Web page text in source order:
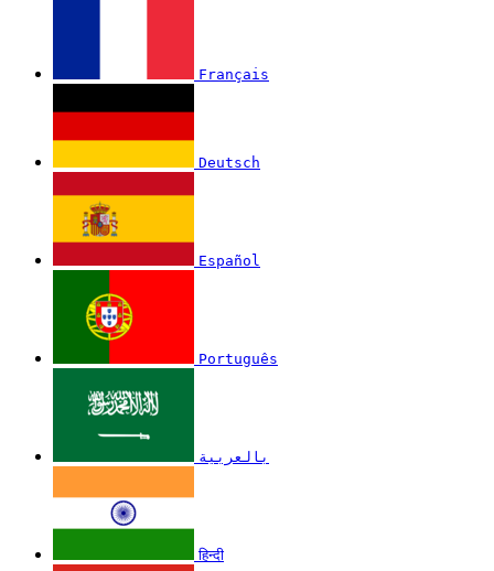
Français
Deutsch
Español
Português
بالعربية
हिन्दी